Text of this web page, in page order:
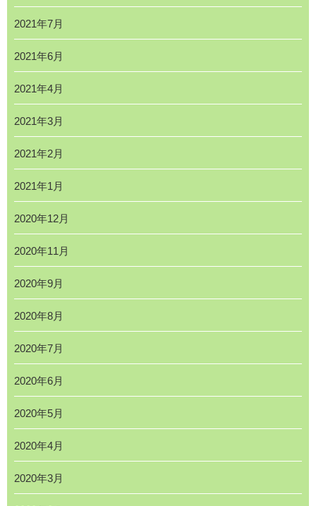
2021年7月
2021年6月
2021年4月
2021年3月
2021年2月
2021年1月
2020年12月
2020年11月
2020年9月
2020年8月
2020年7月
2020年6月
2020年5月
2020年4月
2020年3月